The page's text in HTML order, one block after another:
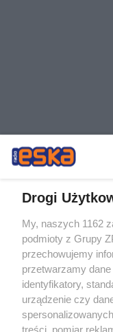
Żaden utwór
rozpowszechniany lub
tym także elektroniczny
eksploatacji w
Internecie bez pisemnej
wykorzystanie utworów
tzn. bez właściwej
ścigane prawnie.
Drogi
My, naszych 1162
podmioty z Grupy
przechowujemy
przetwarzamy
identyfikatory,
urządzenie czy
treści, pomiar